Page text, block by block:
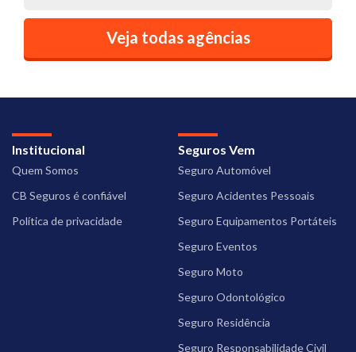
Veja todas agências
Institucional
Quem Somos
CB Seguros é confiável
Política de privacidade
Seguros Vem
Seguro Automóvel
Seguro Acidentes Pessoais
Seguro Equipamentos Portáteis
Seguro Eventos
Seguro Moto
Seguro Odontológico
Seguro Residência
Seguro Responsabilidade Civil